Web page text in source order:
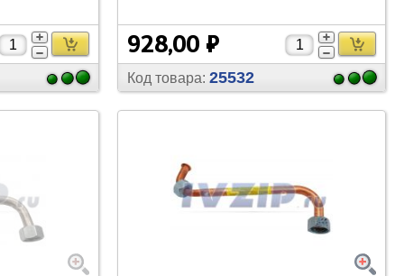
Труба медная
Прочее
928,00 ₽
Код товара: 25532